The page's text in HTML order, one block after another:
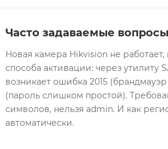
Часто задаваемые
Новая камера Hikvision не
способа активации: через
возникает ошибка 2015
(пароль слишком простой).
символов, нельзя admin. И как
автоматически.